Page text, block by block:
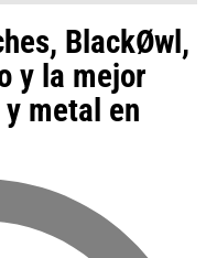
BlackØwl,
y la mejor
metal en